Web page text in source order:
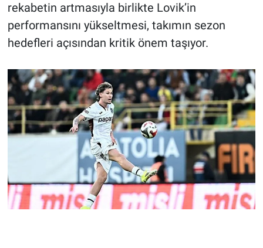
rekabetin artmasıyla birlikte Lovik’in
performansını yükseltmesi, takımın sezon
hedefleri açısından kritik önem taşıyor.